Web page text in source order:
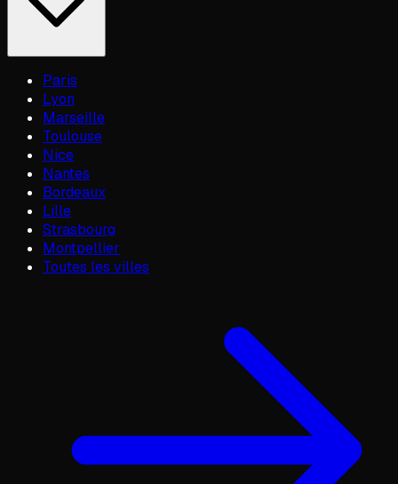
Paris
Lyon
Marseille
Toulouse
Nice
Nantes
Bordeaux
Lille
Strasbourg
Montpellier
Toutes les villes